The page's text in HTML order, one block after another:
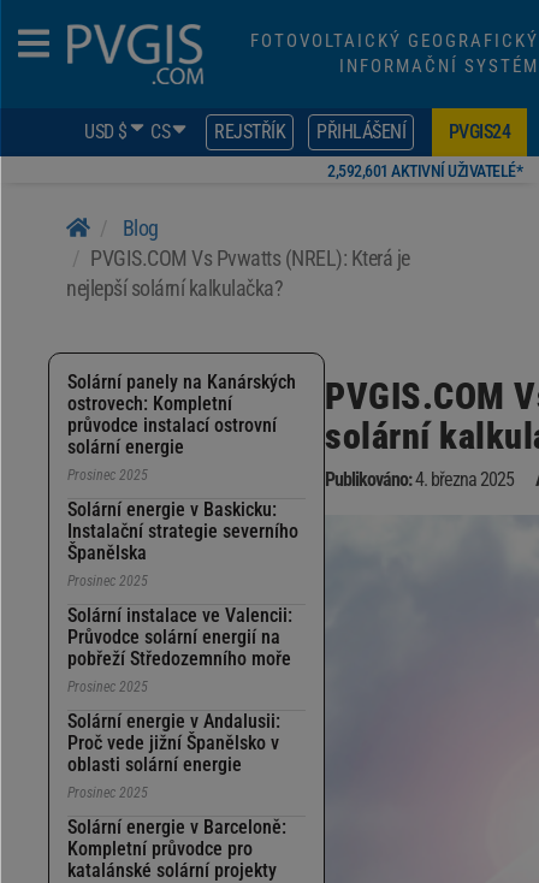
FOTOVOLTAICKÝ GEOGRAFICKÝ
INFORMAČNÍ SYSTÉM
USD $ CS REJSTŘÍK PŘIHLÁŠENÍ PVGIS24
2,592,601 AKTIVNÍ UŽIVATELÉ*
Blog
PVGIS.COM Vs Pvwatts (NREL): Která je
nejlepší solární kalkulačka?
Solární panely na Kanárských
ostrovech: Kompletní
průvodce instalací ostrovní
solární energie
Prosinec 2025
Solární energie v Baskicku:
Instalační strategie severního
Španělska
Prosinec 2025
Solární instalace ve Valencii:
Průvodce solární energií na
pobřeží Středozemního moře
Prosinec 2025
Solární energie v Andalusii:
Proč vede jižní Španělsko v
oblasti solární energie
Prosinec 2025
Solární energie v Barceloně:
Kompletní průvodce pro
katalánské solární projekty
PVGIS.COM
solární
Publikováno:4. března 2025